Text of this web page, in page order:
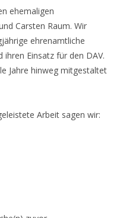
ehemaligen
Carsten Raum. Wir
ehrenamtliche
Einsatz für den DAV.
Jahre hinweg mitgestaltet
Arbeit sagen wir: